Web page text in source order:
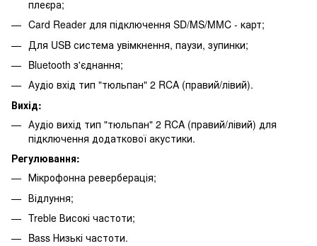
плеєра;
Card Reader для підключення SD/MS/MMC - карт;
Для USB система увімкнення, паузи, зупинки;
Bluetooth з'єднання;
Аудіо вхід тип "тюльпан" 2 RCA (правий/лівий).
Вихід:
Аудіо вихід тип "тюльпан" 2 RCA (правий/лівий) для
підключення додаткової акустики.
Регулювання:
Мікрофонна реверберація;
Відлуння;
Treble Високі частоти;
Bass Низькі частоти.